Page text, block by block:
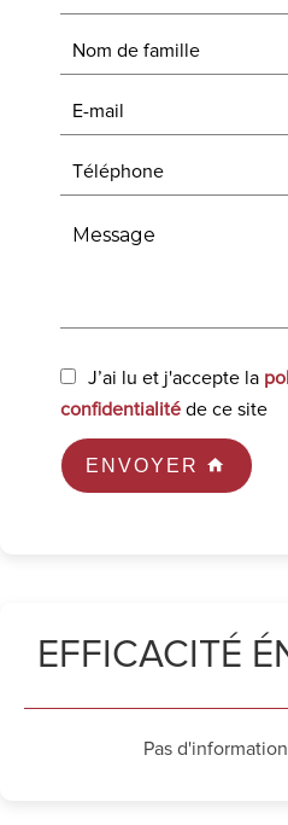
J’ai lu et j'accepte la
confidentialité de ce site
ENVOYER
EFFICACITÉ
Pas